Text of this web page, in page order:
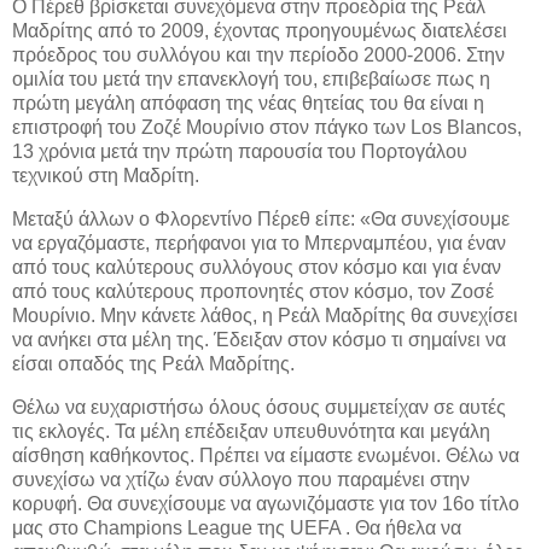
Ο Πέρεθ βρίσκεται συνεχόμενα στην προεδρία της Ρεάλ
Μαδρίτης από το 2009, έχοντας προηγουμένως διατελέσει
πρόεδρος του συλλόγου και την περίοδο 2000-2006. Στην
ομιλία του μετά την επανεκλογή του, επιβεβαίωσε πως η
πρώτη μεγάλη απόφαση της νέας θητείας του θα είναι η
επιστροφή του Ζοζέ Μουρίνιο στον πάγκο των Los Blancos,
13 χρόνια μετά την πρώτη παρουσία του Πορτογάλου
τεχνικού στη Μαδρίτη.
Μεταξύ άλλων ο Φλορεντίνο Πέρεθ είπε: «Θα συνεχίσουμε
να εργαζόμαστε, περήφανοι για το Μπερναμπέου, για έναν
από τους καλύτερους συλλόγους στον κόσμο και για έναν
από τους καλύτερους προπονητές στον κόσμο, τον Ζοσέ
Μουρίνιο. Μην κάνετε λάθος, η Ρεάλ Μαδρίτης θα συνεχίσει
να ανήκει στα μέλη της. Έδειξαν στον κόσμο τι σημαίνει να
είσαι οπαδός της Ρεάλ Μαδρίτης.
Θέλω να ευχαριστήσω όλους όσους συμμετείχαν σε αυτές
τις εκλογές. Τα μέλη επέδειξαν υπευθυνότητα και μεγάλη
αίσθηση καθήκοντος. Πρέπει να είμαστε ενωμένοι. Θέλω να
συνεχίσω να χτίζω έναν σύλλογο που παραμένει στην
κορυφή. Θα συνεχίσουμε να αγωνιζόμαστε για τον 16ο τίτλο
μας στο Champions League της UEFA . Θα ήθελα να